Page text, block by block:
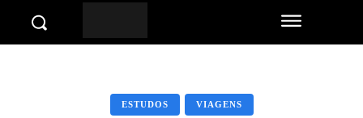
ESTUDOS VIAGENS